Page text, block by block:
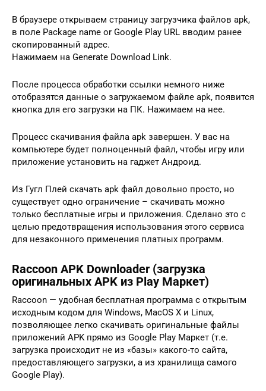
В браузере открываем страницу загрузчика файлов apk,
в поле Package name or Google Play URL вводим ранее
скопированный адрес.
Нажимаем на Generate Download Link.
После процесса обработки ссылки немного ниже
отобразятся данные о загружаемом файле apk, появится
кнопка для его загрузки на ПК. Нажимаем на нее.
Процесс скачивания файла apk завершен. У вас на
компьютере будет полноценный файл, чтобы игру или
приложение установить на гаджет Андроид.
Из Гугл Плей скачать apk файл довольно просто, но
существует одно ограничение – скачивать можно
только бесплатные игры и приложения. Сделано это с
целью предотвращения использования этого сервиса
для незаконного применения платных программ.
Raccoon APK Downloader (загрузка
оригинальных APK из Play Маркет)
Raccoon — удобная бесплатная программа с открытым
исходным кодом для Windows, MacOS X и Linux,
позволяющее легко скачивать оригинальные файлы
приложений APK прямо из Google Play Маркет (т.е.
загрузка происходит не из «базы» какого-то сайта,
предоставляющего загрузки, а из хранилища самого
Google Play).